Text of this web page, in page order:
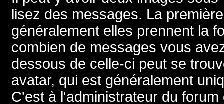
lisez des messages. La
généralement elles prennent la
combien de messages vous
dessous de celle-ci peut se
avatar, qui est généralement
C'est à l'administrateur du